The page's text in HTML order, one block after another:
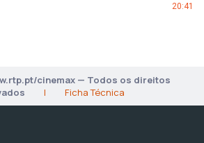
20:41
cinemax — Todos os direitos
| Ficha Técnica